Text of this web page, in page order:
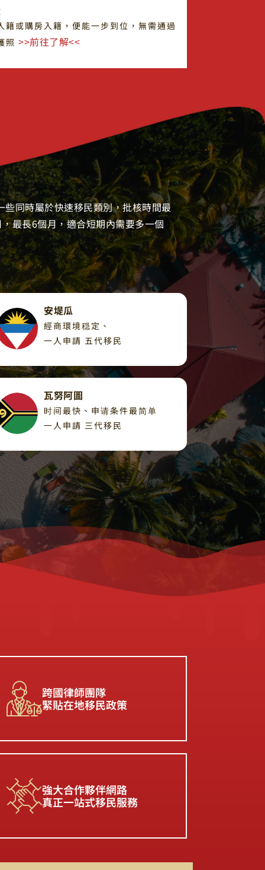
籍或購房入籍，便能一步到位，無需通過
照 >>前往了解<<
些同時屬於快速移民類別，批核時間最
最長6個月，適合短期內需要多一個
安堤瓜​
經商環境穏定、
一人申請 五代移民
瓦努阿圖
时间最快、申请条件最简单
一人申請 三代移民
跨國律師團隊
緊貼在地移民政策
強⼤合作夥伴網路
真正⼀站式移民服務